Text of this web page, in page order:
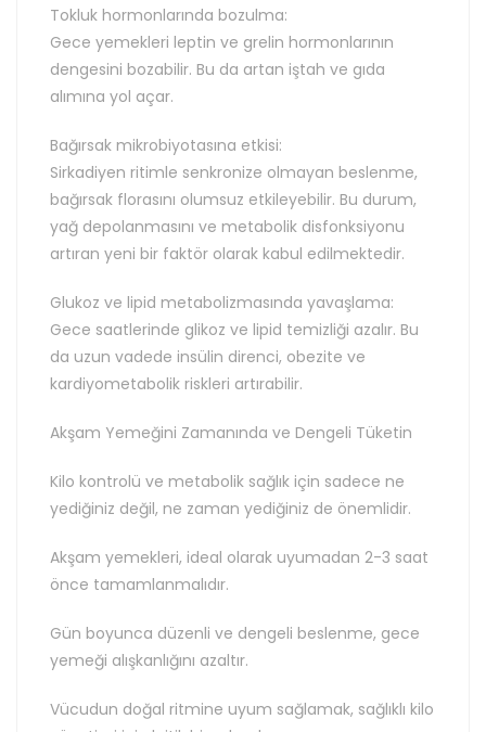
Tokluk hormonlarında bozulma:
Gece yemekleri leptin ve grelin hormonlarının
dengesini bozabilir. Bu da artan iştah ve gıda
alımına yol açar.
Bağırsak mikrobiyotasına etkisi:
Sirkadiyen ritimle senkronize olmayan beslenme,
bağırsak florasını olumsuz etkileyebilir. Bu durum,
yağ depolanmasını ve metabolik disfonksiyonu
artıran yeni bir faktör olarak kabul edilmektedir.
Glukoz ve lipid metabolizmasında yavaşlama:
Gece saatlerinde glikoz ve lipid temizliği azalır. Bu
da uzun vadede insülin direnci, obezite ve
kardiyometabolik riskleri artırabilir.
Akşam Yemeğini Zamanında ve Dengeli Tüketin
Kilo kontrolü ve metabolik sağlık için sadece ne
yediğiniz değil, ne zaman yediğiniz de önemlidir.
Akşam yemekleri, ideal olarak uyumadan 2-3 saat
önce tamamlanmalıdır.
Gün boyunca düzenli ve dengeli beslenme, gece
yemeği alışkanlığını azaltır.
Vücudun doğal ritmine uyum sağlamak, sağlıklı kilo